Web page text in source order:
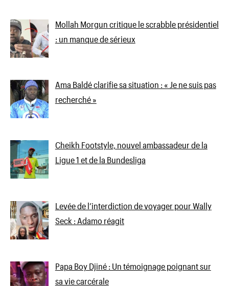
Mollah Morgun critique le scrabble présidentiel
: un manque de sérieux
Ama Baldé clarifie sa situation : « Je ne suis pas
recherché »
Cheikh Footstyle, nouvel ambassadeur de la
Ligue 1 et de la Bundesliga
Levée de l’interdiction de voyager pour Wally
Seck : Adamo réagit
Papa Boy Djiné : Un témoignage poignant sur
sa vie carcérale